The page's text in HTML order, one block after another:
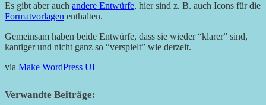
Es gibt aber auch andere Entwürfe, hier sind z. B. auch Icons für die
Formatvorlagen enthalten.
Gemeinsam haben beide Entwürfe, dass sie wieder “klarer” sind,
kantiger und nicht ganz so “verspielt” wie derzeit.
via Make WordPress UI
Verwandte Beiträge: